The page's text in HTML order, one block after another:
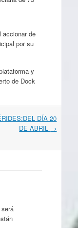
accionar de
por su
y
de Dock
DÍA 20
DE ABRIL →